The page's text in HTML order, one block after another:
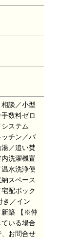
談／小型
数料ゼロ
ステム
チン／バ
／追い焚
内洗濯機置
水洗浄便
スペース
配ボック
き／イン
新築
【※仲
いる場合
、お問合せ